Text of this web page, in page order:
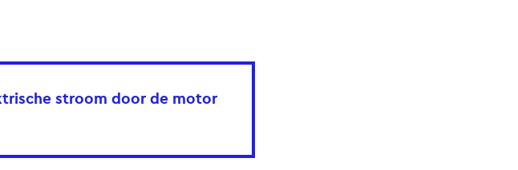
stroom door de motor